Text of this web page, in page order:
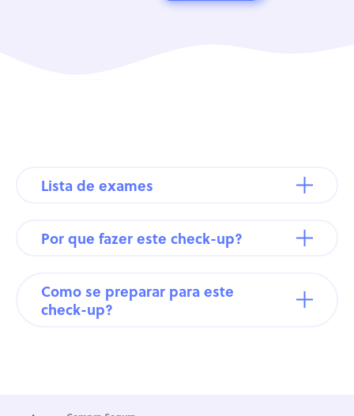
Lista de exames
Por que fazer este check-up?
Como se preparar para este
check-up?